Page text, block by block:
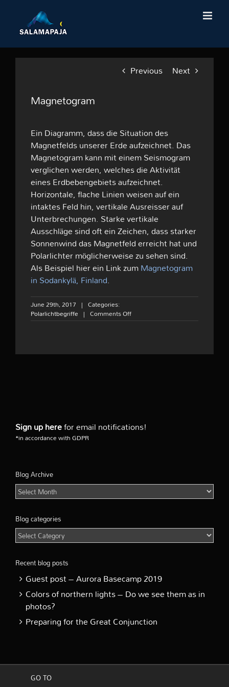
content
Previous Next
Magnetogram
Ein Diagramm, dass die Situation des
Magnetfelds unserer Erde aufzeichnet. Das
Magnetogram kann mit einem Seismogram
verglichen werden, welches die Aktivität
eines Erdbebengebiets aufzeichnet.
Horizontale, flache Linien weisen auf ein
intaktes Feld hin, vertikale Ausreisser auf
Unterbrechungen. Starke vertikale
Ausschläge sind oft ein Zeichen, dass starker
Sonnenwind das Magnetfeld erreicht hat und
Polarlichter möglicherweise zu sehen sind.
Als Beispiel hier ein Link zumMagnetogram
in Sodankylä, Finland.
June 29th, 2017 | Categories:
Polarlichtbegriffe | Comments Offon
Magnetogram
Sign up herefor email notifications!
*in accordance with GDPR
Blog Archive
Blog
Archive
Blog categories
Blog
categories
Recent blog posts
Guest post – Aurora Basecamp 2019
Colors of northern lights – Do we see them as in
photos?
Preparing for the Great Conjunction
GO TO